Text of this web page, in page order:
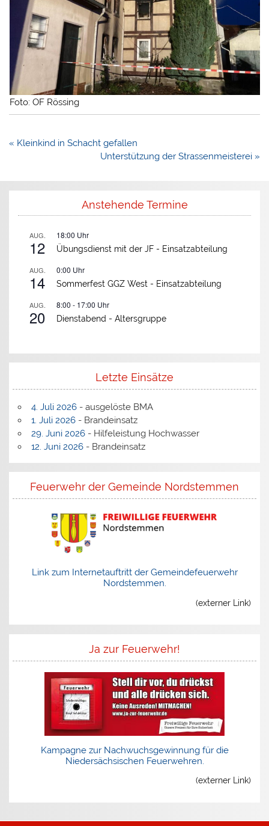
Foto: OF Rössing
Beitragsnavigation
« Kleinkind in Schacht gefallen
Unterstützung der Strassenmeisterei »
Anstehende Termine
AUG.
12
18:00 Uhr
Übungsdienst mit der JF - Einsatzabteilung
AUG.
14
0:00 Uhr
Sommerfest GGZ West - Einsatzabteilung
AUG.
20
8:00 - 17:00 Uhr
Dienstabend -Altersgruppe
Letzte Einsätze
4. Juli 2026- ausgelöste BMA
1. Juli 2026- Brandeinsatz
29. Juni 2026- Hilfeleistung Hochwasser
12. Juni 2026- Brandeinsatz
Feuerwehr der Gemeinde Nordstemmen
Link zum Internetauftritt der Gemeindefeuerwehr
Nordstemmen.
(externer Link)
Ja zur Feuerwehr!
Kampagne zur Nachwuchsgewinnung für die
Niedersächsischen Feuerwehren.
(externer Link)